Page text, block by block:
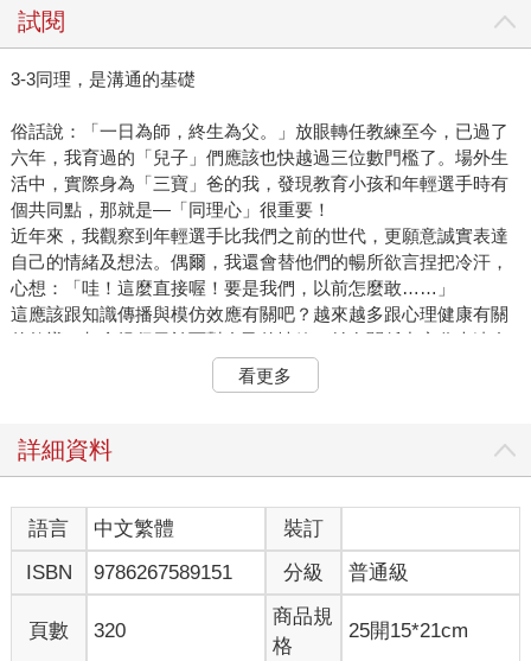
試閱
3-3同理，是溝通的基礎
俗話說：「一日為師，終生為父。」放眼轉任教練至今，已過了
六年，我育過的「兒子」們應該也快越過三位數門檻了。場外生
活中，實際身為「三寶」爸的我，發現教育小孩和年輕選手時有
個共同點，那就是—「同理心」很重要！
近年來，我觀察到年輕選手比我們之前的世代，更願意誠實表達
自己的情緒及想法。偶爾，我還會替他們的暢所欲言捏把冷汗，
心想：「哇！這麼直接喔！要是我們，以前怎麼敢……」
這應該跟知識傳播與模仿效應有關吧？越來越多跟心理健康有關
的教導，都會提倡勇於面對自己的情緒，並在關係中充分表達自
身立場。同時，網路上也有越來越多個性鮮明的網紅，總不假辭
色地在鏡頭前大方秀自己。
體貼地兼顧到自己以外的周遭。
前陣子我和選手們聊到，要有多麼傑出的個人表現才能在談合約
時有更多籌碼，或者該怎麼說服公司自己的身價應當落在哪個層
級。我們傾聽彼此心聲後，再一起思考：「假如你是老闆，又會
怎麼考慮這些事？！」
幾年前，我在《親子天下》的網路專欄看到一篇關於培養同理心
看更多
詳細資料
語言 中文繁體
裝訂
ISBN
9786267589151 分級 普通級
頁數 320
商品規
格
25開15*21cm